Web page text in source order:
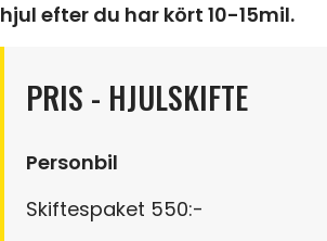
hjul efter du har kört 10-15mil.
PRIS - HJULSKIFTE
Personbil
Skiftespaket 550:-